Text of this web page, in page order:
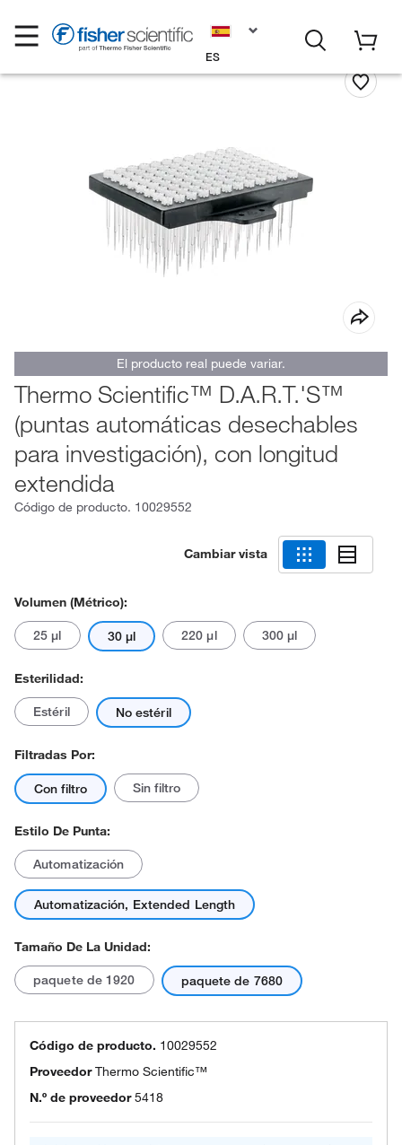
ES
El producto real puede variar.
Thermo Scientific™ D.A.R.T.'S™
(puntas automáticas desechables
para investigación), con longitud
extendida
Código de producto. 10029552
Cambiar vista
Volumen (métrico):
25 μl 30 μl 220 μl 300 μl
Esterilidad:
Estéril No estéril
Filtradas Por:
Con filtro Sin filtro
Estilo De Punta:
Automatización
Automatización, Extended Length
Tamaño De La Unidad:
paquete de 1920 paquete de 7680
Código de producto. 10029552
ProveedorThermo Scientific™
N.º de proveedor 5418